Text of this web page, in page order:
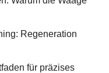
Regeneration
für präzises